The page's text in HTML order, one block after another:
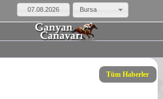
Bursa
Tüm Haberler